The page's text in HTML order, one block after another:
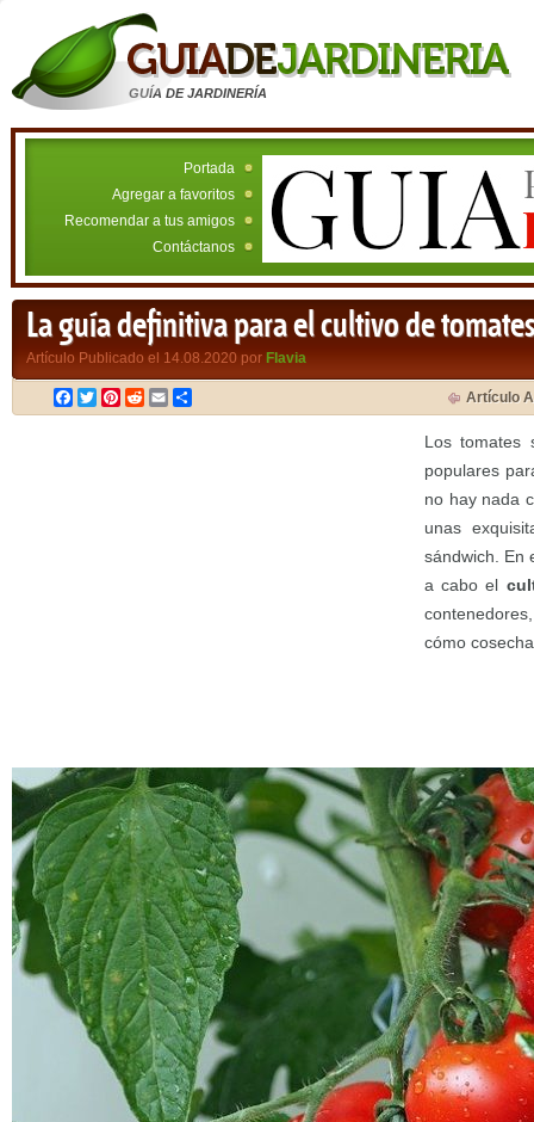
GUÍA DE JARDINERÍA
Portada
Agregar a favoritos
Recomendar a tus amigos
Contáctanos
La guía definitiva para el cultivo de tomates
Artículo Publicado el 14.08.2020 por Flavia
Facebook
TwitterPinterest
RedditEmail Artículo
Los tomates
populares
no hay nada
unas
sándwich. En
a cabo el
cómo